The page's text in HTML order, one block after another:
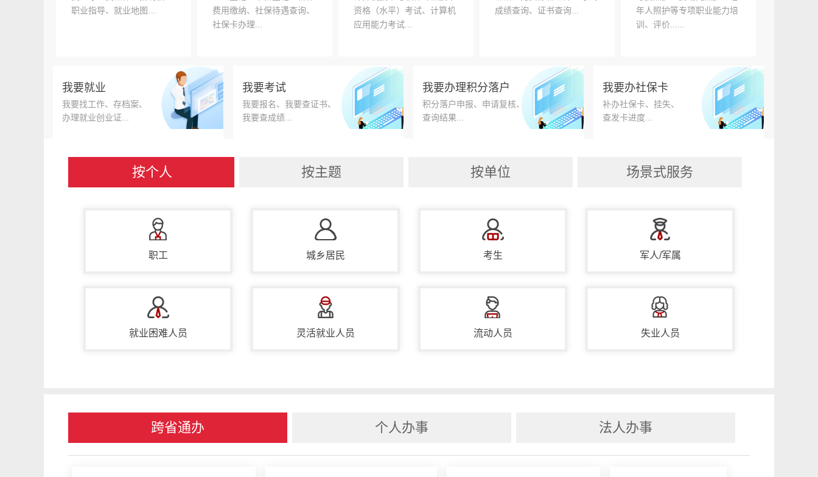
【公示公告】 “川妹子”进京就业输入基地名单
“深化交流 创新发展：区域中心公共就业服务方法、技术与案例...
关于北京市2026年全国杰出专业技术人才和中华技能大奖拟推荐人...
2026年北京市人力资源和社会保障局所属事业单位招聘退役大学生...
【公示公告】 关于2026年“数据要素×”大赛新增人力资源赛道的公告
⋅ 2026年清理整顿人力资源市场秩序专项行动顺利完成
⋅ 为全球减贫事业贡献中国方案
⋅ 习近平就推动哲学社会科学高质量发展作出重要指示强调 加快构建中国哲学...
⋅ 构建“中美建设性战略稳定关系”是最重要政治共识 ——中美元首会晤是一...
⋅ 各地区各部门各单位扎实开展学习教育—— 直面问题抓整改 开门教育促实效...
职业指导、就业地图…
费用缴纳、社保待遇查询、
社保卡办理...
资格（水平）考试、计算机
应用能力考试...
成绩查询、证书查询...
年人照护等专项职业能力培
训、评价......
我要就业
我要找工作、存档案、
办理就业创业证...
我要考试
我要报名、我要查证书、
我要查成绩...
我要办理积分落户
积分落户申报、申请复核、
查询结果...
我要办社保卡
补办社保卡、挂失、
查发卡进度...
按个人 按主题 按单位 场景式服务
职工 城乡居民 考生 军人/军属
就业困难人员 灵活就业人员 流动人员 失业人员
跨省通办 个人办事 法人办事